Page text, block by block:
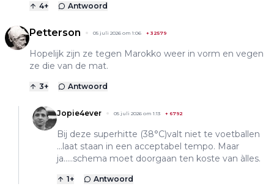
4+ Antwoord
Petterson 05 juli 2026 om 1:06 + 32579
Hopelijk zijn ze tegen Marokko weer in vorm en vegen
ze die van de mat.
3+ Antwoord
Jopie4ever 05 juli 2026 om 1:13 + 6792
Bij deze superhitte (38°C)valt niet te voetballen
...laat staan in een acceptabel tempo. Maar
ja.....schema moet doorgaan ten koste van àlles.
1+ Antwoord